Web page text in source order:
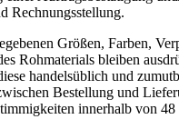
Rechnungsstellung.
Größen, Farben,
Rohmaterials bleiben
handelsüblich und
Bestellung und
innerhalb von 48